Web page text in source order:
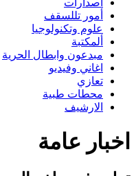
اصدارات
أمور تللسقف
علوم وتكنولوجيا
ألمكتبة
مبدعون وابطال الحرية
اغاني وفيديو
تعازي
محطات طبية
الارشيف
اخبار عامة